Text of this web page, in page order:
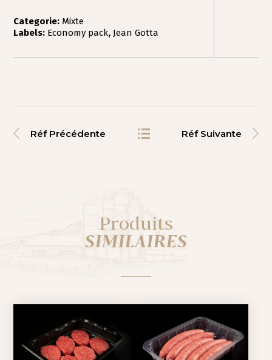
Categorie: Mixte
Labels: Economy pack, Jean Gotta
Réf Précédente Réf Suivante
Produits
SIMILAIRES